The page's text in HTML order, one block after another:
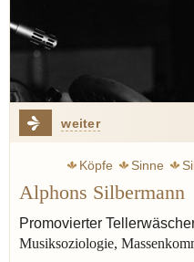
weiter
Köpfe Sinne
Alphons Silbermann
Promovierter
Musiksoziologie,